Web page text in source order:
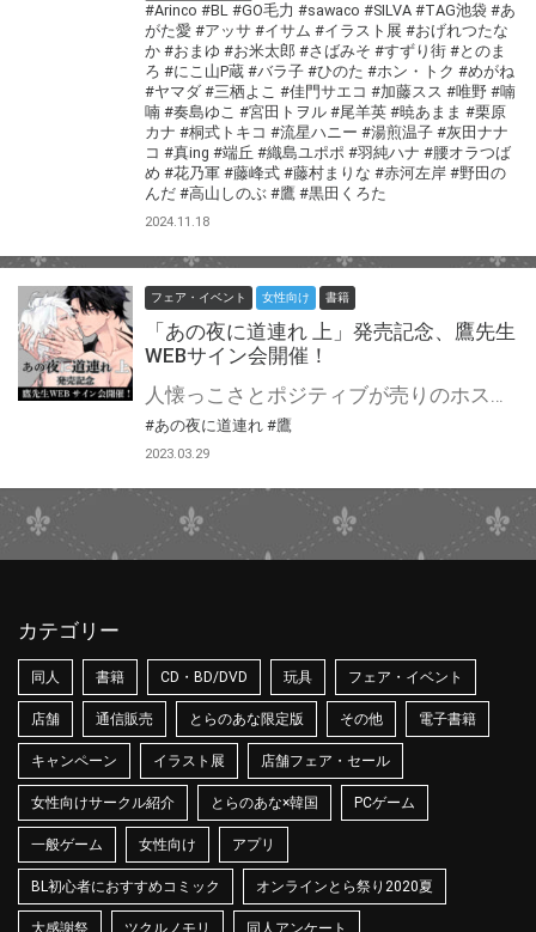
#Arinco #BL #GO毛力 #sawaco #SILVA #TAG池袋 #あ
がた愛 #アッサ #イサム #イラスト展 #おげれつたな
か #おまゆ #お米太郎 #さばみそ #すずり街 #とのま
ろ #にこ山P蔵 #バラ子 #ひのた #ホン・トク #めがね
#ヤマダ #三栖よこ #佳門サエコ #加藤スス #唯野 #喃
喃 #奏島ゆこ #宮田トヲル #尾羊英 #暁あまま #栗原
カナ #桐式トキコ #流星ハニー #湯煎温子 #灰田ナナ
コ #真ing #端丘 #織島ユポポ #羽純ハナ #腰オラつば
め #花乃軍 #藤峰式 #藤村まりな #赤河左岸 #野田の
んだ #高山しのぶ #鷹 #黒田くろた
2024.11.18
フェア・イベント 女性向け 書籍
「あの夜に道連れ 上」発売記念、鷹先生
WEBサイン会開催！
人懐っこさとポジティブが売りのホスト・虎太郎。 指名客（ヤクザの娘）の失踪騒動に巻き込まれ、コワい人たちに監禁されてしまう。 娘の居場所を吐かせようとする監視＆尋問役の男・薫に処女を奪われ「言わないと明日は三倍イカせる」宣言までされるが、 そんなことではへこたれない!! 人生で一度も笑ったことがないかのようなポーカーフェイスを貫く薫に、「お前を笑わせたら俺を逃がせ」と無茶振りをする…!? とらのあなでは『あの夜に道連れ 上』の発売を記念して、鷹先生のWEBサイン会の開催が決定致しました！ この貴重な機会、皆様ぜひ奮ってご応募くださいませ☆
#あの夜に道連れ #鷹
2023.03.29
カテゴリー
同人 書籍 CD・BD/DVD 玩具 フェア・イベント
店舗 通信販売 とらのあな限定版 その他 電子書籍
キャンペーン イラスト展 店舗フェア・セール
女性向けサークル紹介 とらのあな×韓国 PCゲーム
一般ゲーム 女性向け アプリ
BL初心者におすすめコミック オンラインとら祭り2020夏